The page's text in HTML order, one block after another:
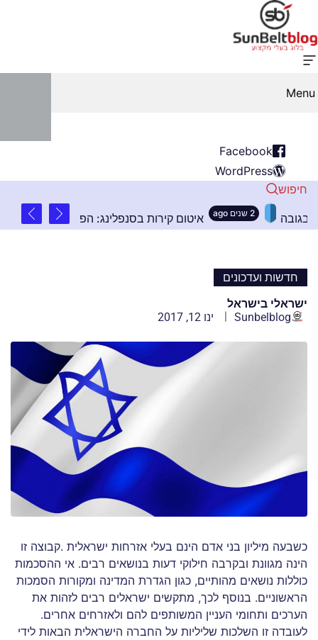
Menu
Facebook
WordPress
חיפוש
בהתקנת שלטים בגובה 2 שנים ago איטום קירות
חדשות ועדכונים
ישראלי בישראל
Sunbelblog
ינו 12, 2017
כשבעה מיליון בני אדם הינם בעלי אזרחות ישראלית .קבוצה זו
הינה מגוונת ובקרבה חילוקי דעות בנושאים רבים. אי ההסכמות
כוללות נושאים מהותיים, כגון הגדרת המדינה ומקורות הסמכות
הראשוניים. בנוסף לכך, מתקשים ישראלים רבים לזהות את
הערכים ותחומי העניין המשותפים להם ולאזרחים אחרים.
לעובדה זו השלכות שליליות על החברה הישראלית הבאות לידי